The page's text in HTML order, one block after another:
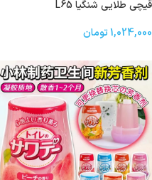
قیچی طلایی شنگیا L65
1,024,000تومان